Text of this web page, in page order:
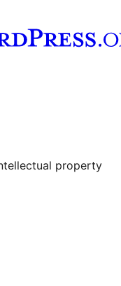
property